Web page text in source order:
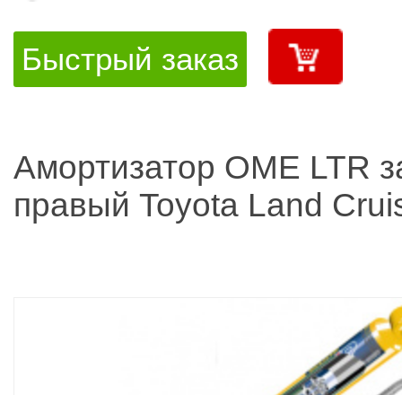
Быстрый заказ
Амортизатор OME LTR
правый Toyota Land